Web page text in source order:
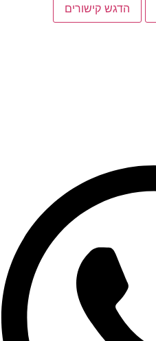
הדגש קישורים